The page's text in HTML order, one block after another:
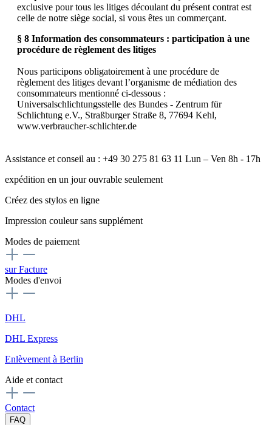
exclusive pour tous les litiges découlant du présent contrat est
celle de notre siège social, si vous êtes un commerçant.
§ 8 Information des consommateurs : participation à une
procédure de règlement des litiges
Nous participons obligatoirement à une procédure de
règlement des litiges devant l’organisme de médiation des
consommateurs mentionné ci-dessous :
Universalschlichtungsstelle des Bundes - Zentrum für
Schlichtung e.V., Straßburger Straße 8, 77694 Kehl,
www.verbraucher-schlichter.de
Assistance et conseil au : +49 30 275 81 63 11 Lun – Ven 8h - 17h
expédition en un jour ouvrable seulement
Créez des stylos en ligne
Impression couleur sans supplément
Modes de paiement
sur Facture
Modes d'envoi
DHL
DHL Express
Enlèvement à Berlin
Aide et contact
Contact
FAQ